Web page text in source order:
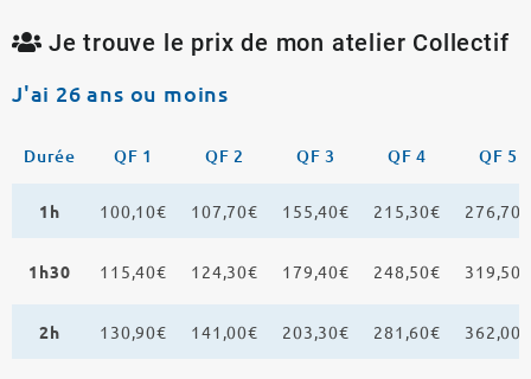
Je trouve le prix de mon atelier Collectif
J'ai 26 ans ou moins
Durée QF 1 QF 2 QF 3 QF 4 QF 5
1h 100,10€ 107,70€ 155,40€ 215,30€ 276,70€
1h30 115,40€ 124,30€ 179,40€ 248,50€ 319,50€
2h 130,90€ 141,00€ 203,30€ 281,60€ 362,00€